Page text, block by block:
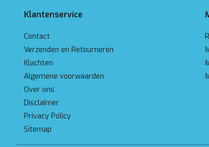
Klantenservice
Contact
Verzenden en Retourneren
Klachten
Algemene voorwaarden
Over ons
Disclaimer
Privacy Policy
Sitemap